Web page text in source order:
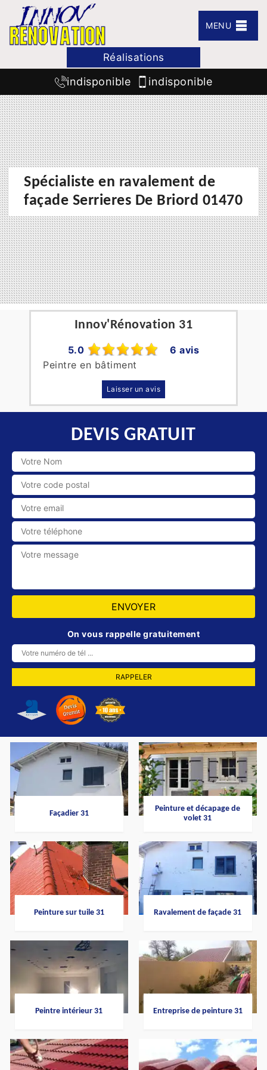
MENU
Réalisations
indisponible indisponible
Spécialiste en ravalement de
façade Serrieres De Briord 01470
Innov'Rénovation 31
5.0
6 avis
Peintre en bâtiment
Laisser un avis
DEVIS GRATUIT
On vous rappelle gratuitement
Façadier 31
Peinture et décapage de
volet 31
Peinture sur tuile 31 Ravalement de façade 31
Peintre intérieur 31 Entreprise de peinture 31